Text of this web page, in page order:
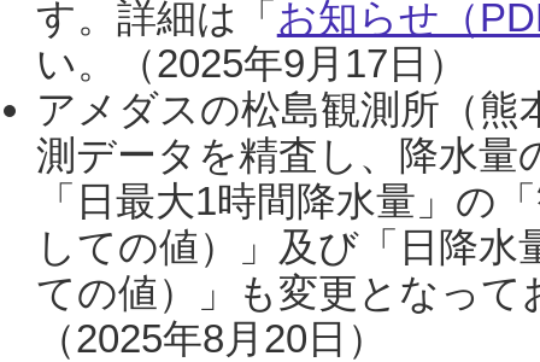
す。詳細は「 お知らせ（
い。（2025年9月17日）
アメダスの松島観測所（熊
測データを精査し、降水
「日最大1時間降水量」の
しての値）」及び「日降
ての値）」も変更となっ
（2025年8月20日）